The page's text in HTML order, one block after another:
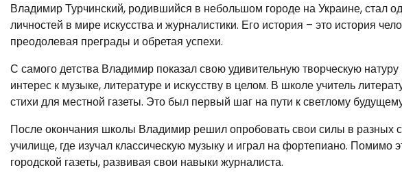
Владимир Турчинский, родившийся в небольшом городе на Украине, стал
личностей в мире искусства и журналистики. Его история – это история
преодолевая преграды и обретая успехи.
С самого детства Владимир показал свою удивительную творческую
интерес к музыке, литературе и искусству в целом. В школе учитель
стихи для местной газеты. Это был первый шаг на пути к светлому
После окончания школы Владимир решил опробовать свои силы в разных
училище, где изучал классическую музыку и играл на фортепиано. Помимо
городской газеты, развивая свои навыки журналиста.